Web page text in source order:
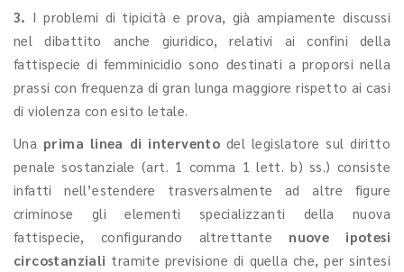
3. I problemi di tipicità e prova, già ampiamente discussi
nel dibattito anche giuridico, relativi ai confini della
fattispecie di femminicidio sono destinati a proporsi nella
prassi con frequenza di gran lunga maggiore rispetto ai casi
di violenza con esito letale.
Una prima linea di intervento del legislatore sul diritto
penale sostanziale (art. 1 comma 1 lett. b) ss.) consiste
infatti nell’estendere trasversalmente ad altre figure
criminose gli elementi specializzanti della nuova
fattispecie, configurando altrettante nuove ipotesi
circostanziali tramite previsione di quella che, per sintesi